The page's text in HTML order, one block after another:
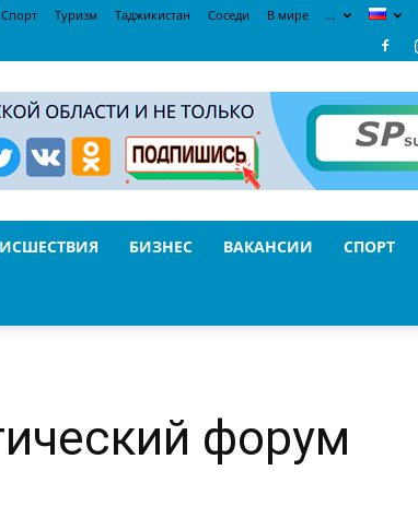
Спорт Туризм Таджикистан Соседи В мире …
БИЗНЕС ВАКАНСИИ СПОРТ
форум